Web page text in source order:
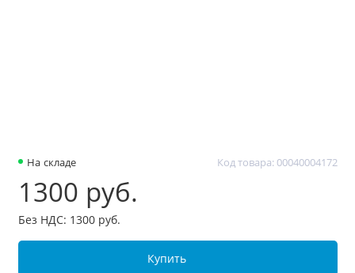
На складе Код товара: 00040004172
1300 руб.
Без НДС: 1300 руб.
Купить